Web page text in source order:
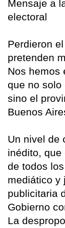
Mensaje a
electoral
Perdieron
pretenden
Nos hemos
que no solo
sino el
Buenos
Un nivel de
inédito, que
de todos
mediático y
publicitaria
Gobierno
La